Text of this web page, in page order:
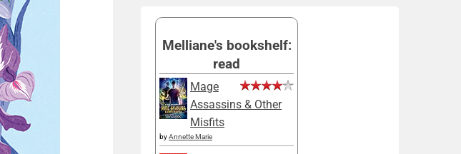
Melliane's bookshelf:
read
Mage
Assassins & Other
Misfits
byAnnette Marie